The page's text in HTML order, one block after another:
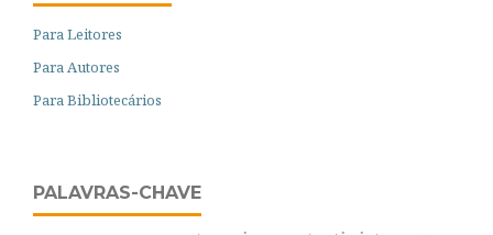
Para Leitores
Para Autores
Para Bibliotecários
PALAVRAS-CHAVE